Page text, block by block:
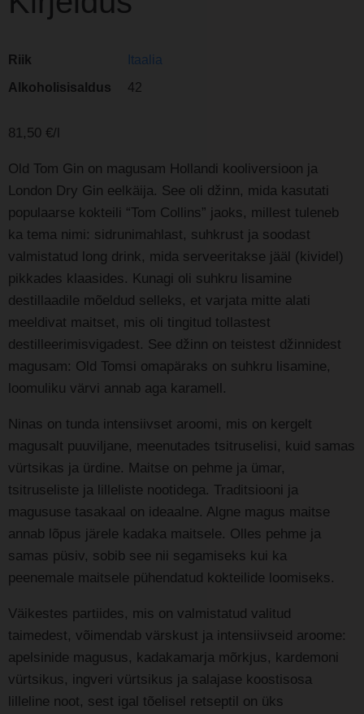
Riik
Itaalia
Alkoholisisaldus
42
81,50 €/l
Old Tom Gin on magusam Hollandi kooliversioon ja
London Dry Gin eelkäija. See oli džinn, mida kasutati
populaarse kokteili “Tom Collins” jaoks, millest tuleneb
ka tema nimi: sidrunimahlast, suhkrust ja soodast
valmistatud long drink, mida serveeritakse jääl (kividel)
pikkades klaasides. Kunagi oli suhkru lisamine
destillaadile mõeldud selleks, et varjata mitte alati
meeldivat maitset, mis oli tingitud tollastest
destilleerimisvigadest. See džinn on teistest džinnidest
magusam: Old Tomsi omapäraks on suhkru lisamine,
loomuliku värvi annab aga karamell.
Ninas on tunda intensiivset aroomi, mis on kergelt
magusalt puuviljane, meenutades tsitruselisi, kuid samas
vürtsikas ja ürdine. Maitse on pehme ja ümar,
tsitruseliste ja lilleliste nootidega. Traditsiooni ja
magususe tasakaal on ideaalne. Algne magus maitse
annab lõpus järele kadaka maitsele. Olles pehme ja
samas püsiv, sobib see nii segamiseks kui ka
peenemale maitsele pühendatud kokteilide loomiseks.
Väikestes partiides, mis on valmistatud valitud
taimedest, võimendab värskust ja intensiivseid aroome:
apelsinide magusus, kadakamarja mõrkjus, kardemoni
vürtsikus, ingveri vürtsikus ja salajase koostisosa
lilleline noot, sest igal tõelisel retseptil on üks